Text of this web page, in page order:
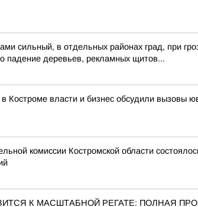
сильный, в отдельных районах град, при
падение деревьев, рекламных щитов...
Костроме власти и бизнес обсудили вызовы
комиссии Костромской области
К МАСШТАБНОЙ РЕГАТЕ: ПОЛНАЯ